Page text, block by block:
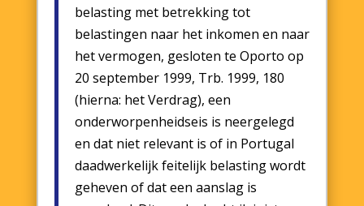
belasting met betrekking tot
belastingen naar het inkomen en naar
het vermogen, gesloten te Oporto op
20 september 1999, Trb. 1999, 180
(hierna: het Verdrag), een
onderworpenheidseis is neergelegd
en dat niet relevant is of in Portugal
daadwerkelijk feitelijk belasting wordt
geheven of dat een aanslag is